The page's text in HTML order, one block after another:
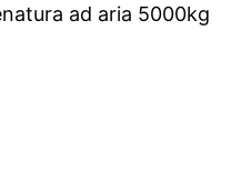
ad aria 5000kg